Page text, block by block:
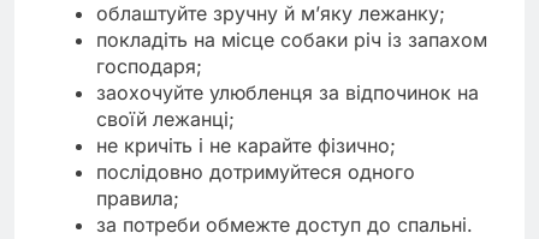
облаштуйте зручну й м’яку лежанку;
покладіть на місце собаки річ із запахом
господаря;
заохочуйте улюбленця за відпочинок на
своїй лежанці;
не кричіть і не карайте фізично;
послідовно дотримуйтеся одного
правила;
за потреби обмежте доступ до спальні.